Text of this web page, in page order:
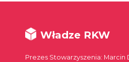
Władze RKW
Prezes Stowarzyszenia: